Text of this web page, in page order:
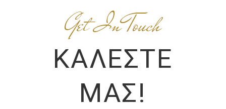
Get In Touch
ΚΑΛΈΣΤΕ
ΜΑΣ!